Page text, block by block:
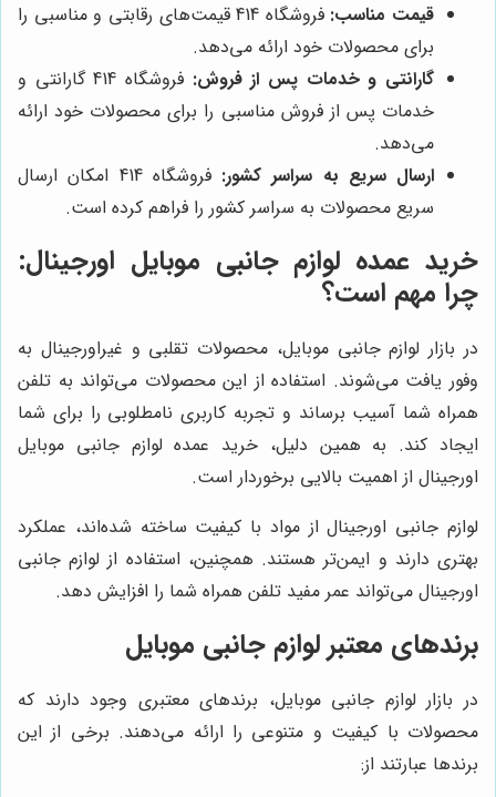
قیمت مناسب:
فروشگاه 414 قیمت‌های رقابتی و مناسبی را
برای محصولات خود ارائه می‌دهد.
گارانتی و خدمات پس از فروش:
فروشگاه 414 گارانتی و
خدمات پس از فروش مناسبی را برای محصولات خود ارائه
می‌دهد.
ارسال سریع به سراسر کشور:
فروشگاه 414 امکان ارسال
سریع محصولات به سراسر کشور را فراهم کرده است.
خرید عمده لوازم جانبی موبایل اورجینال:
چرا مهم است؟
در بازار لوازم جانبی موبایل، محصولات تقلبی و غیراورجینال به
وفور یافت می‌شوند. استفاده از این محصولات می‌تواند به تلفن
همراه شما آسیب برساند و تجربه کاربری نامطلوبی را برای شما
ایجاد کند. به همین دلیل، خرید عمده لوازم جانبی موبایل
اورجینال از اهمیت بالایی برخوردار است.
لوازم جانبی اورجینال از مواد با کیفیت ساخته شده‌اند، عملکرد
بهتری دارند و ایمن‌تر هستند. همچنین، استفاده از لوازم جانبی
اورجینال می‌تواند عمر مفید تلفن همراه شما را افزایش دهد.
برندهای معتبر لوازم جانبی موبایل
در بازار لوازم جانبی موبایل، برندهای معتبری وجود دارند که
محصولات با کیفیت و متنوعی را ارائه می‌دهند. برخی از این
برندها عبارتند از: